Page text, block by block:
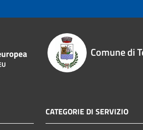
Comune di
CATEGORIE DI SERVIZIO